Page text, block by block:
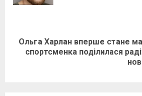
Наступний
Ольга Харлан вперше стане
спортсменка поділилася